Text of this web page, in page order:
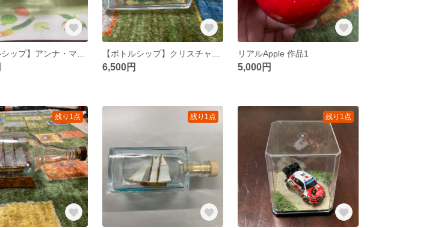
6,500円
リアルApple 作品1
5,000円
残り1点 残り1点 残り1点